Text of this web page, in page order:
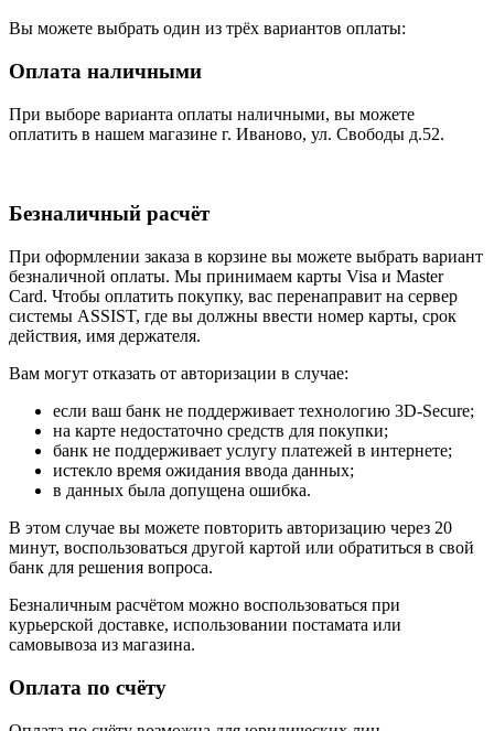
Вы можете выбрать один из трёх вариантов оплаты:
Оплата наличными
При выборе варианта оплаты наличными, вы можете
оплатить в нашем магазине г. Иваново, ул. Свободы д.52.
Безналичный расчёт
При оформлении заказа в корзине вы можете выбрать вариант
безналичной оплаты. Мы принимаем карты Visa и Master
Card. Чтобы оплатить покупку, вас перенаправит на сервер
системы ASSIST, где вы должны ввести номер карты, срок
действия, имя держателя.
Вам могут отказать от авторизации в случае:
если ваш банк не поддерживает технологию 3D-Secure;
на карте недостаточно средств для покупки;
банк не поддерживает услугу платежей в интернете;
истекло время ожидания ввода данных;
в данных была допущена ошибка.
В этом случае вы можете повторить авторизацию через 20
минут, воспользоваться другой картой или обратиться в свой
банк для решения вопроса.
Безналичным расчётом можно воспользоваться при
курьерской доставке, использовании постамата или
самовывоза из магазина.
Оплата по счёту